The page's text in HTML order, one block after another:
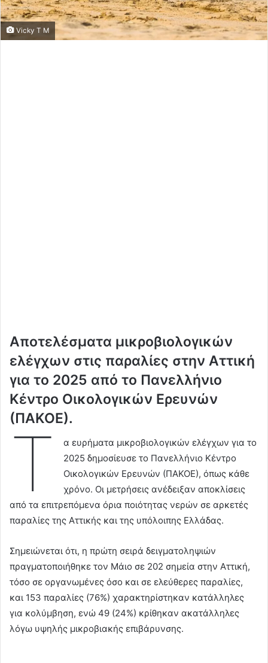
Vicky T M
Aποτελέσματα μικροβιολογικών
ελέγχων στις παραλίες στην Αττική
για το 2025 από το Πανελλήνιο
Κέντρο Οικολογικών Ερευνών
(ΠΑΚΟΕ).
Τ
α ευρήματα μικροβιολογικών ελέγχων για το
2025 δημοσίευσε το Πανελλήνιο Κέντρο
Οικολογικών Ερευνών (ΠΑΚΟΕ), όπως κάθε
χρόνο. Οι μετρήσεις ανέδειξαν αποκλίσεις
από τα επιτρεπόμενα όρια ποιότητας νερών σε αρκετές
παραλίες της Αττικής και της υπόλοιπης Ελλάδας.
Σημειώνεται ότι, η πρώτη σειρά δειγματοληψιών
πραγματοποιήθηκε τον Μάιο σε 202 σημεία στην Αττική,
τόσο σε οργανωμένες όσο και σε ελεύθερες παραλίες,
και 153 παραλίες (76%) χαρακτηρίστηκαν κατάλληλες
για κολύμβηση, ενώ 49 (24%) κρίθηκαν ακατάλληλες
λόγω υψηλής μικροβιακής επιβάρυνσης.